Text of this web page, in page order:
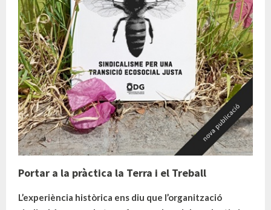
Portar a la pràctica la Terra i el Treball
L’experiència històrica ens diu que l’organització